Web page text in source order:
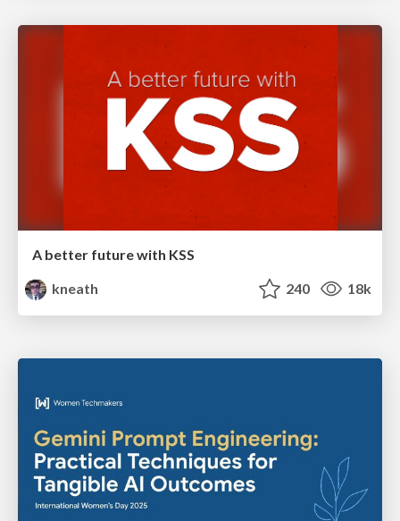
A better future with KSS
kneath
240 18k